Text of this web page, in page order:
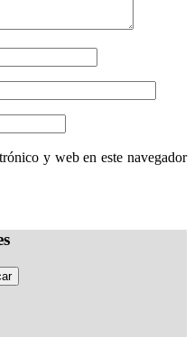
y web en este navegador